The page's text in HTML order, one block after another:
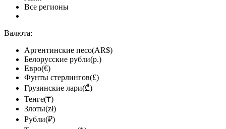
Все регионы
Валюта:
Аргентинские песо(AR$)
Белорусские рубли(р.)
Евро(€)
Фунты стерлингов(£)
Грузинские лари(₾)
Тенге(₸)
Злоты(zł)
Рубли(₽)